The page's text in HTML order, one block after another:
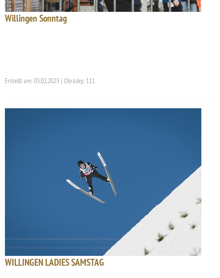
Willingen Sonntag
Erstellt am: 03.02.2025 | Obrázky: 111
WILLINGEN LADIES SAMSTAG